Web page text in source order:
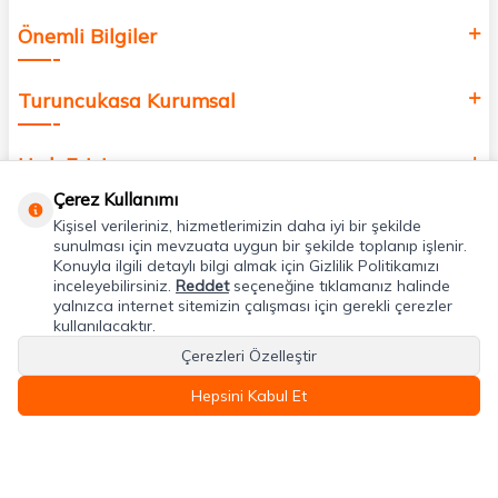
Önemli Bilgiler
Turuncukasa Kurumsal
Hızlı Erişim
Uygulamalarımız
Adres & İletişim
Çerez Kullanımı
Kişisel verileriniz, hizmetlerimizin daha iyi bir şekilde
sunulması için mevzuata uygun bir şekilde toplanıp işlenir.
Konuyla ilgili detaylı bilgi almak için Gizlilik Politikamızı
inceleyebilirsiniz. Reddetseçeneğine tıklamanız halinde
yalnızca internet sitemizin çalışması için gerekli çerezler
kullanılacaktır.
Çerezleri Özelleştir
Hepsini Kabul Et